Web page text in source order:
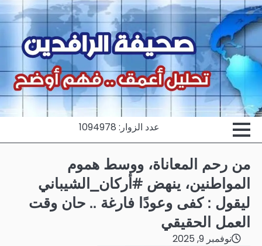
Skip
to
content
عدد الزوار: 1094978
من رحم المعاناة، ووسط هموم
المواطنين، ينهض #أركان_الشيباني
ليقول : كفى وعودًا فارغة .. حان وقت
العمل الحقيقي
نوفمبر 9, 2025